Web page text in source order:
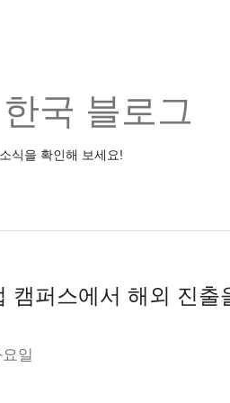
한국 블로그
식을 확인해 보세요!
캠퍼스에서 해외 진
일